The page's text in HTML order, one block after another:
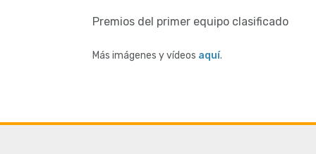
Premios del primer equipo clasificado
Más imágenes y vídeos aquí.